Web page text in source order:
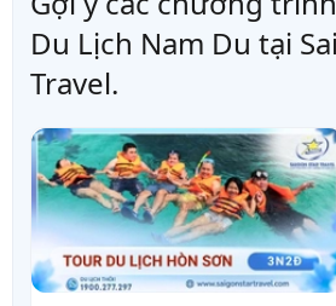
Du Lịch Nam Du tại
Travel.